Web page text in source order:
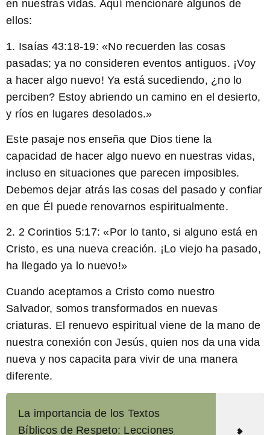
en nuestras vidas. Aquí mencionaré algunos de
ellos:
1. Isaías 43:18-19: «No recuerden las cosas
pasadas; ya no consideren eventos antiguos. ¡Voy
a hacer algo nuevo! Ya está sucediendo, ¿no lo
perciben? Estoy abriendo un camino en el desierto,
y ríos en lugares desolados.»
Este pasaje nos enseña que Dios tiene la
capacidad de hacer algo nuevo en nuestras vidas,
incluso en situaciones que parecen imposibles.
Debemos dejar atrás las cosas del pasado y confiar
en que Él puede renovarnos espiritualmente.
2. 2 Corintios 5:17: «Por lo tanto, si alguno está en
Cristo, es una nueva creación. ¡Lo viejo ha pasado,
ha llegado ya lo nuevo!»
Cuando aceptamos a Cristo como nuestro
Salvador, somos transformados en nuevas
criaturas. El renuevo espiritual viene de la mano de
nuestra conexión con Jesús, quien nos da una vida
nueva y nos capacita para vivir de una manera
diferente.
La importancia de los Textos
Bíblicos de Respeto: Lecciones